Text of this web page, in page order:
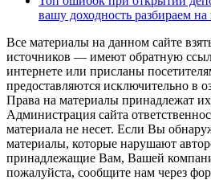
вашу доходность разбираем
Все материалы на данном сайте
источников — имеют обратную
интернете или присланы
предоставляются исключительно в
Права на материалы принадлежат
Администрация сайта
материала не несет. Если Вы
материалы, которые нарушают
принадлежащие Вам, Вашей
пожалуйста, сообщите нам через